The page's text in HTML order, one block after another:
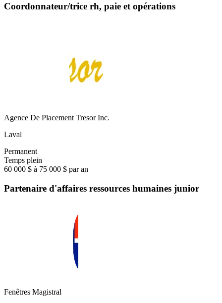
Coordonnateur/trice rh, paie et opérations
Agence De Placement Tresor Inc.
Laval
Permanent
Temps plein
60 000 $ à 75 000 $ par an
Partenaire d'affaires ressources humaines junior
Fenêtres Magistral